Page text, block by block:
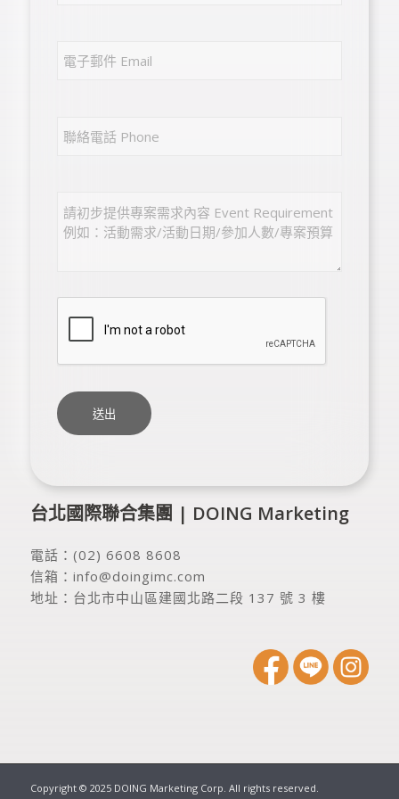
台北國際聯合集團 | DOING Marketing
電話： (02) 6608 8608
信箱： info@doingimc.com
地址： 台北市中山區建國北路二段 137 號 3 樓
Copyright © 2025 DOING Marketing Corp. All rights reserved.